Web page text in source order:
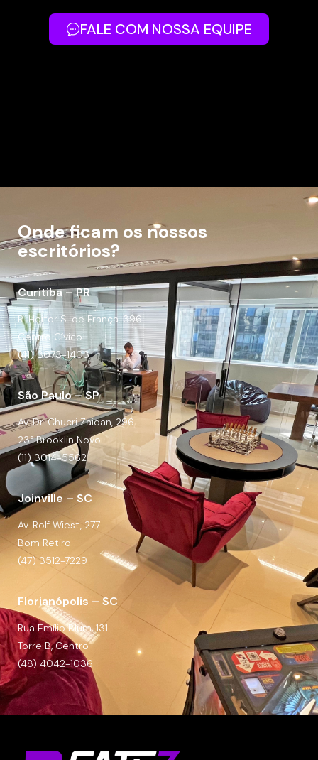
FALE COM NOSSA EQUIPE
Onde ficam os nossos
escritórios?
Curitiba – PR
R. Heitor S. de França, 396
Centro Cívico.
(41) 3073-1403
São Paulo – SP
Av. Dr. Chucri Zaidan, 296
23° Brooklin Novo
(11) 3014-5562
Joinville – SC
Av. Rolf Wiest, 277
Bom Retiro
(47) 3512-7229
Florianópolis – SC
Rua Emílio Blum, 131
Torre B, Centro
(48) 4042-1036